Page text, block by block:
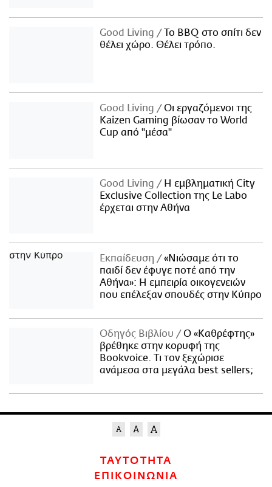
Good Living
Το BBQ στο σπίτι δεν
θέλει χώρο. Θέλει τρόπο.
Good Living
Οι εργαζόμενοι της
Kaizen Gaming βίωσαν το World
Cup από "μέσα"
Good Living
Η εμβληματική City
Exclusive Collection της Le Labo
έρχεται στην Αθήνα
Εκπαίδευση
«Νιώσαμε ότι το
παιδί δεν έφυγε ποτέ από την
Αθήνα»: Η εμπειρία οικογενειών
που επέλεξαν σπουδές στην Κύπρο
Οδηγός Βιβλίου
Ο «Καθρέφτης»
βρέθηκε στην κορυφή της
Bookvoice. Τι τον ξεχώρισε
ανάμεσα στα μεγάλα best sellers;
ΤΑΥΤΟΤΗΤΑ
ΕΠΙΚΟΙΝΩΝΙΑ